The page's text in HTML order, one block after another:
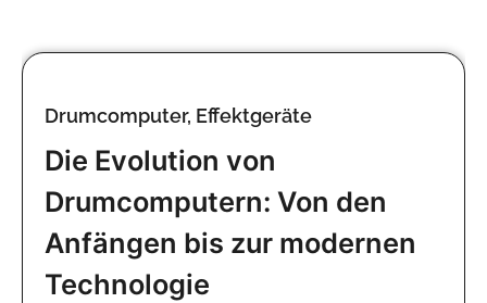
Drumcomputer, Effektgeräte
Die Evolution von
Drumcomputern: Von den
Anfängen bis zur modernen
Technologie